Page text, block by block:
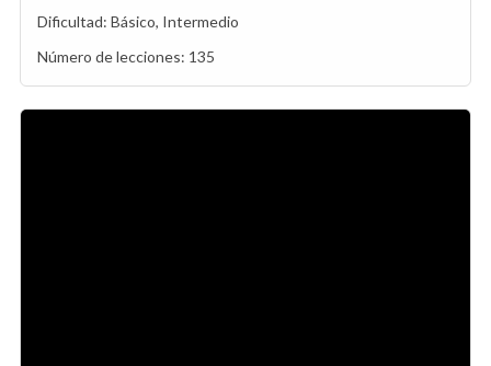
Dificultad: Básico, Intermedio
Número de lecciones: 135